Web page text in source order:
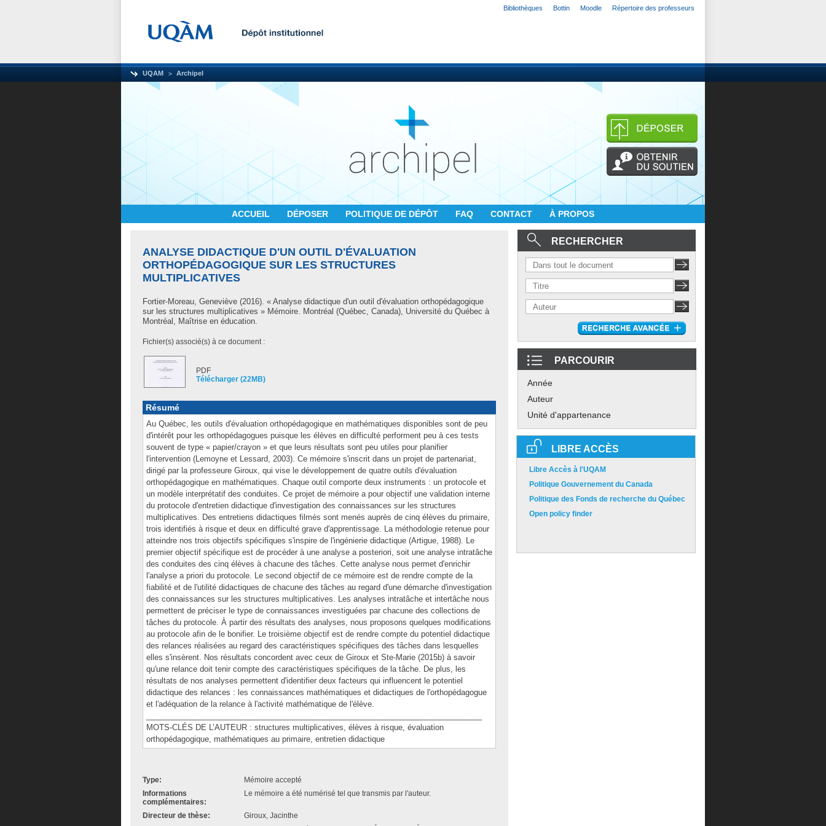
Bibliothèques Bottin Moodle Répertoire des professeurs
UQAM Archipel
ACCUEIL DÉPOSER POLITIQUE DE DÉPÔT FAQ CONTACT À PROPOS
ANALYSE DIDACTIQUE D'UN OUTIL D'ÉVALUATION
ORTHOPÉDAGOGIQUE SUR LES STRUCTURES
MULTIPLICATIVES
Fortier-Moreau, Geneviève (2016). « Analyse didactique d'un outil d'évaluation orthopédagogique
sur les structures multiplicatives » Mémoire. Montréal (Québec, Canada), Université du Québec à
Montréal, Maîtrise en éducation.
Fichier(s) associé(s) à ce document :
PDF
Télécharger (22MB)
Résumé
Au Québec, les outils d'évaluation orthopédagogique en mathématiques disponibles sont de peu
d'intérêt pour les orthopédagogues puisque les élèves en difficulté performent peu à ces tests
souvent de type « papier/crayon » et que leurs résultats sont peu utiles pour planifier
l'intervention (Lemoyne et Lessard, 2003). Ce mémoire s'inscrit dans un projet de partenariat,
dirigé par la professeure Giroux, qui vise le développement de quatre outils d'évaluation
orthopédagogique en mathématiques. Chaque outil comporte deux instruments : un protocole et
un modèle interprétatif des conduites. Ce projet de mémoire a pour objectif une validation interne
du protocole d'entretien didactique d'investigation des connaissances sur les structures
multiplicatives. Des entretiens didactiques filmés sont menés auprès de cinq élèves du primaire,
trois identifiés à risque et deux en difficulté grave d'apprentissage. La méthodologie retenue pour
atteindre nos trois objectifs spécifiques s'inspire de l'ingénierie didactique (Artigue, 1988). Le
premier objectif spécifique est de procéder à une analyse a posteriori, soit une analyse intratâche
des conduites des cinq élèves à chacune des tâches. Cette analyse nous permet d'enrichir
l'analyse a priori du protocole. Le second objectif de ce mémoire est de rendre compte de la
fiabilité et de l'utilité didactiques de chacune des tâches au regard d'une démarche d'investigation
des connaissances sur les structures multiplicatives. Les analyses intratâche et intertâche nous
permettent de préciser le type de connaissances investiguées par chacune des collections de
tâches du protocole. À partir des résultats des analyses, nous proposons quelques modifications
au protocole afin de le bonifier. Le troisième objectif est de rendre compte du potentiel didactique
des relances réalisées au regard des caractéristiques spécifiques des tâches dans lesquelles
elles s'insèrent. Nos résultats concordent avec ceux de Giroux et Ste-Marie (2015b) à savoir
qu'une relance doit tenir compte des caractéristiques spécifiques de la tâche. De plus, les
résultats de nos analyses permettent d'identifier deux facteurs qui influencent le potentiel
didactique des relances : les connaissances mathématiques et didactiques de l'orthopédagogue
et l'adéquation de la relance à l'activité mathématique de l'élève.
MOTS-CLÉS DE L’AUTEUR : structures multiplicatives, élèves à risque, évaluation
orthopédagogique, mathématiques au primaire, entretien didactique
Type:
Mémoire accepté
Informations
complémentaires:
Le mémoire a été numérisé tel que transmis par l'auteur.
Directeur de thèse:
Giroux, Jacinthe
RECHERCHER
PARCOURIR
Année
Auteur
Unité d'appartenance
LIBRE ACCÈS
Libre Accès à l'UQAM
Politique Gouvernement du Canada
Politique des Fonds de recherche du Québec
Open policy finder